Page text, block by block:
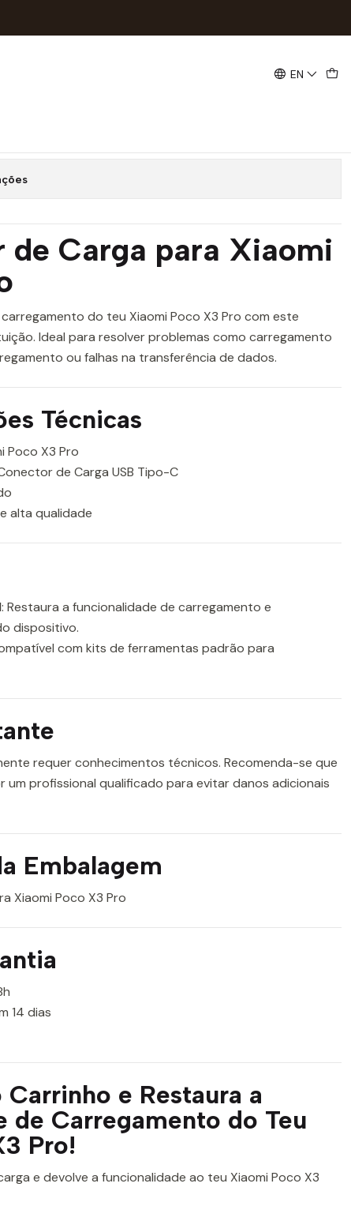
EN
POCO X3 PRO
de Carga para Xiaomi
do teu Xiaomi Poco X3 Pro com este
Ideal para resolver problemas como carregamento
ou falhas na transferência de dados.
Técnicas
Poco X3 Pro
de Carga USB Tipo-C
alta qualidade
: Restaura a funcionalidade de carregamento e
dispositivo.
com kits de ferramentas padrão para
requer conhecimentos técnicos. Recomenda-se que
um profissional qualificado para evitar danos adicionais
Embalagem
Xiaomi Poco X3 Pro
14 dias
e Restaura a
de Carregamento do Teu
Pro!
e devolve a funcionalidade ao teu Xiaomi Poco X3